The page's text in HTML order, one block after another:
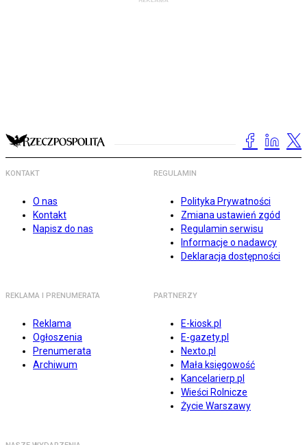
KONTAKT
O nas
Kontakt
Napisz do nas
REGULAMIN
Polityka Prywatności
Zmiana ustawień zgód
Regulamin serwisu
Informacje o nadawcy
Deklaracja dostępności
REKLAMA I PRENUMERATA
Reklama
Ogłoszenia
Prenumerata
Archiwum
PARTNERZY
E-kiosk.pl
E-gazety.pl
Nexto.pl
Mała księgowość
Kancelarierp.pl
Wieści Rolnicze
Życie Warszawy